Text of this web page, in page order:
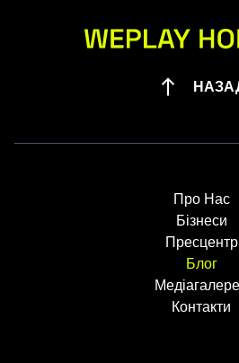
Про Нас
Бізнеси
Пресцентр
Блог
Контакти